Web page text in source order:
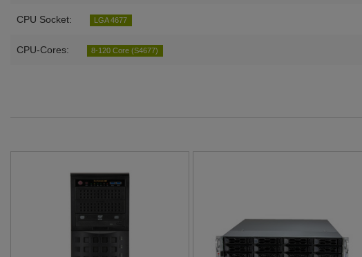
CPU Socket: LGA 4677
CPU-Cores: 8-120 Core (S4677)